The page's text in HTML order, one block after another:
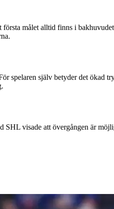
målet alltid finns i
spelaren själv betyder det ökad
SHL visade att övergången är